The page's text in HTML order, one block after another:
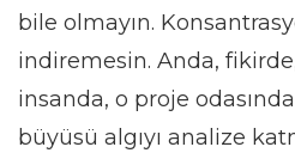
bile olmayın.
indiremesin. Anda,
insanda, o proje
büyüsü algıyı analize